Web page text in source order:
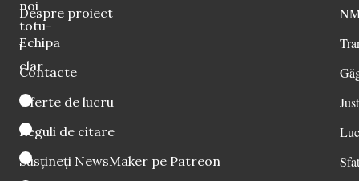
noi
totu-
i
clar
Despre proiect
Echipa
Contacte
Oferte de lucru
Reguli de citare
Susțineți NewsMaker pe Patreon